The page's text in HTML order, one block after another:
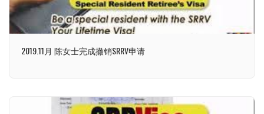
2019.11月 陈女士完成撤销SRRV申请